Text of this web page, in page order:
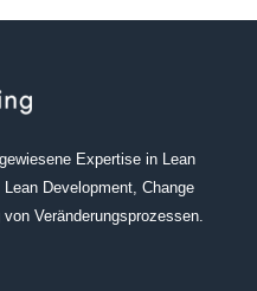
Expertise in Lean
Development, Change
Veränderungsprozessen.